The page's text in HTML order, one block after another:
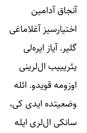
آنجاق آدامین
اختیارسیز آغلاماغی
گلیر. آیاز ایره‌‌لی
یئریییب ال‌لرینی
اوزومه قویدو. ائله
وضعیتده ایدی کی،
سانکی ال‌لری ایله